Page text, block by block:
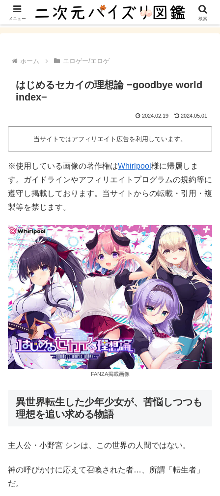
パイズリ、パイズリフェラ、乳首ズリなどのおっぱいプレイのある二次元作品
を紹介するサイト
ホーム エロゲー/エロゲ
はじめるセカイの理想論 −goodbye world
index−
2024.02.19 2024.05.01
当サイトではアフィリエイト広告を利用しています。
※使用している画像の著作権はWhirlpool 様に帰属しま
す。ガイドラインやアフィリエイトプログラムの規約等に
遵守し掲載しております。当サイトからの転載・引用・複
製等を禁じます。
FANZA掲載画像
異世界転生した少年少女が、苦悩しつつも
理想を追い求める物語
主人公・小野宮 シンは、この世界の人間ではない。
神の呼びかけに応えて召喚された者…、所謂「転生者」
だ。
メニュー 検索